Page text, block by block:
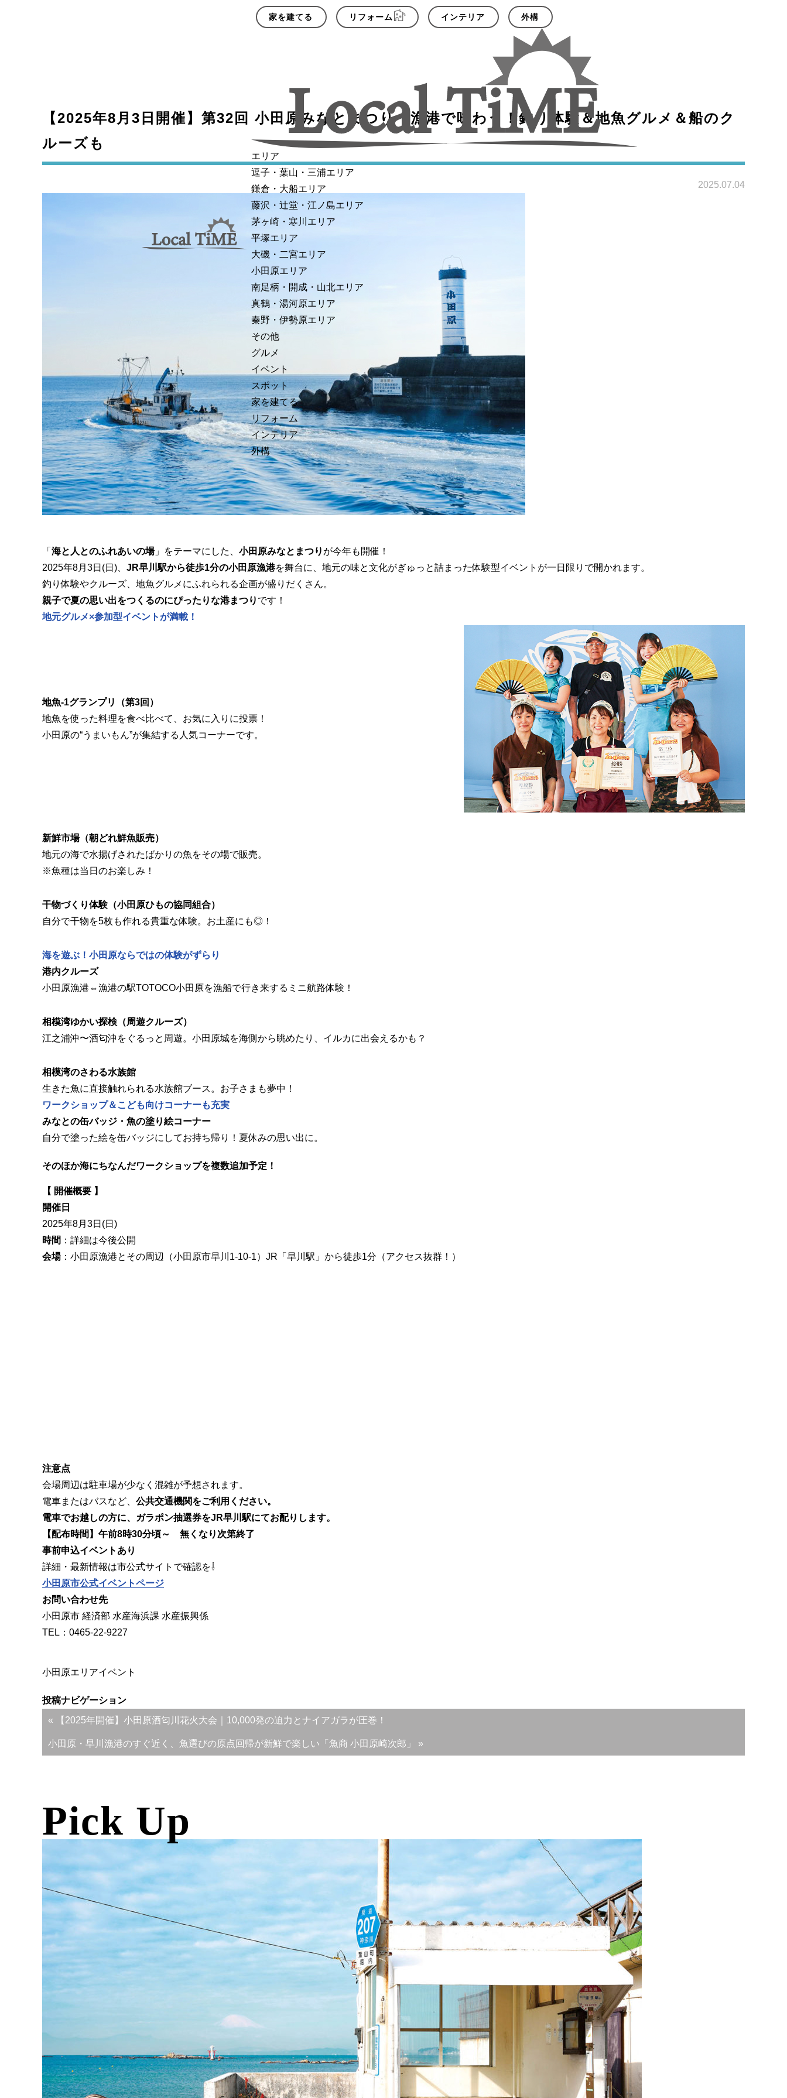
家を建てる リフォーム インテリア 外構
エリア
逗子・葉山・三浦エリア
鎌倉・大船エリア
藤沢・辻堂・江ノ島エリア
茅ヶ崎・寒川エリア
平塚エリア
大磯・二宮エリア
小田原エリア
南足柄・開成・山北エリア
真鶴・湯河原エリア
秦野・伊勢原エリア
その他
グルメ
イベント
スポット
家を建てる
リフォーム
インテリア
外構
【2025年8月3日開催】第32回 小田原みなとまつり｜漁港で味わう！釣り体験＆地魚グルメ＆船のク
ルーズも
2025.07.04
「 海と人とのふれあいの場」をテーマにした、 小田原みなとまつり が今年も開催！
2025年8月3日(日)、 JR早川駅から徒歩1分の小田原漁港を舞台に、地元の味と文化がぎゅっと詰まった体験型イベントが一日限りで開かれます。
釣り体験やクルーズ、地魚グルメにふれられる企画が盛りだくさん。
親子で夏の思い出をつくるのにぴったりな港まつり です！
地元グルメ×参加型イベントが満載！
地魚-1グランプリ（第3回）
地魚を使った料理を食べ比べて、お気に入りに投票！
小田原の“うまいもん”が集結する人気コーナーです。
新鮮市場（朝どれ鮮魚販売）
地元の海で水揚げされたばかりの魚をその場で販売。
※魚種は当日のお楽しみ！
干物づくり体験（小田原ひもの協同組合）
自分で干物を5枚も作れる貴重な体験。お土産にも◎！
海を遊ぶ！小田原ならではの体験がずらり
港内クルーズ
小田原漁港⇔漁港の駅TOTOCO小田原を漁船で行き来するミニ航路体験！
相模湾ゆかい探検（周遊クルーズ）
江之浦沖〜酒匂沖をぐるっと周遊。小田原城を海側から眺めたり、イルカに出会えるかも？
相模湾のさわる水族館
生きた魚に直接触れられる水族館ブース。お子さまも夢中！
ワークショップ＆こども向けコーナーも充実
みなとの缶バッジ・魚の塗り絵コーナー
自分で塗った絵を缶バッジにしてお持ち帰り！夏休みの思い出に。
そのほか海にちなんだワークショップを複数追加予定！
【 開催概要 】
開催日
2025年8月3日(日)
時間 ：詳細は今後公開
会場：小田原漁港とその周辺（小田原市早川1-10-1）JR「早川駅」から徒歩1分（アクセス抜群！）
注意点
会場周辺は駐車場が少なく混雑が予想されます。
電車またはバスなど、 公共交通機関をご利用ください。
電車でお越しの方に、ガラポン抽選券をJR早川駅にてお配りします。
【配布時間】午前8時30分頃～ 無くなり次第終了
事前申込イベントあり
詳細・最新情報は市公式サイトで確認を⇩
小田原市公式イベントページ
お問い合わせ先
小田原市 経済部 水産海浜課 水産振興係
TEL：0465-22-9227
小田原エリアイベント
投稿ナビゲーション
« 【2025年開催】小田原酒匂川花火大会｜10,000発の迫力とナイアガラが圧巻！
小田原・早川漁港のすぐ近く、魚選びの原点回帰が新鮮で楽しい「魚商 小田原崎次郎」 »
Pick Up